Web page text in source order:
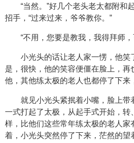
“当然。”好几个老头老太都附和
招手，“过来过来，爷爷教你。”
“不用，您要是教我，我得拜师
小光头的话让老人家一愣，他笑
是，很快，他的笑容便僵在脸上，再
他，其他练太极的老人也都停了下来
就见小光头紧抿着小嘴，脸上带
一式打起了太极，从起手式开始，转
样，比他们这些常年练太极的老人家
着，小光头突然停了下来，茫然的望